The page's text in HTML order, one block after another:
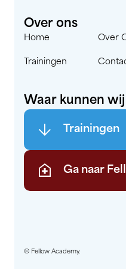
Over ons
Home
Trainingen
Over
Waar kunnen
arrow_downward Trainingen
home_health Ga naar
© Fellow Academy.